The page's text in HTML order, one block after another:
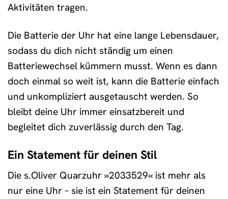
Aktivitäten tragen.
Die Batterie der Uhr hat eine lange Lebensdauer,
sodass du dich nicht ständig um einen
Batteriewechsel kümmern musst. Wenn es dann
doch einmal so weit ist, kann die Batterie einfach
und unkompliziert ausgetauscht werden. So
bleibt deine Uhr immer einsatzbereit und
begleitet dich zuverlässig durch den Tag.
Ein Statement für deinen Stil
Die s.Oliver Quarzuhr »2033529« ist mehr als
nur eine Uhr – sie ist ein Statement für deinen